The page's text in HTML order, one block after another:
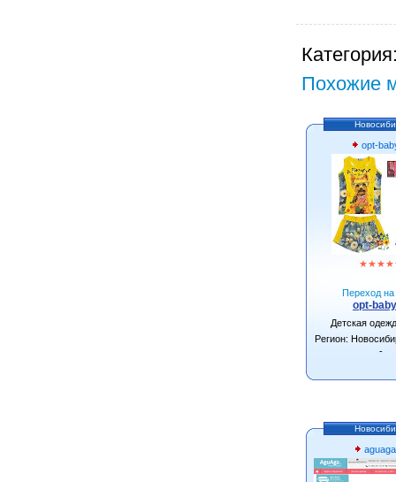
Похожие
opt-
★★★★
Переход на
opt-
Детская
Регион:
-